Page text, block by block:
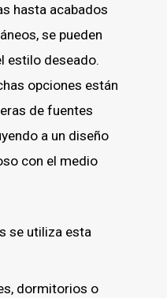
hasta acabados
se pueden
estilo deseado.
opciones están
de fuentes
a un diseño
con el medio
se utiliza esta
dormitorios o